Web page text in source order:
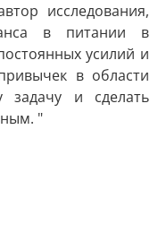
исследования,
в питании в
усилий и
в области
задачу и сделать
"